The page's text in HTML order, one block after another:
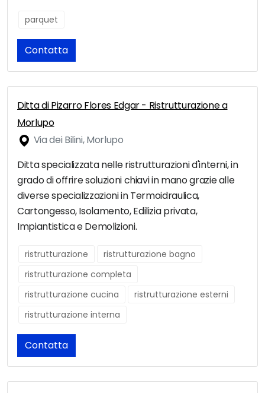
parquet
Contatta
Ditta di Pizarro Flores Edgar - Ristrutturazione a
Morlupo
Via dei Bilini, Morlupo
Ditta specializzata nelle ristrutturazioni d'interni, in
grado di offrire soluzioni chiavi in mano grazie alle
diverse specializzazioni in Termoidraulica,
Cartongesso, Isolamento, Edilizia privata,
Impiantistica e Demolizioni.
ristrutturazione
ristrutturazione bagno
ristrutturazione completa
ristrutturazione cucina
ristrutturazione esterni
ristrutturazione interna
Contatta